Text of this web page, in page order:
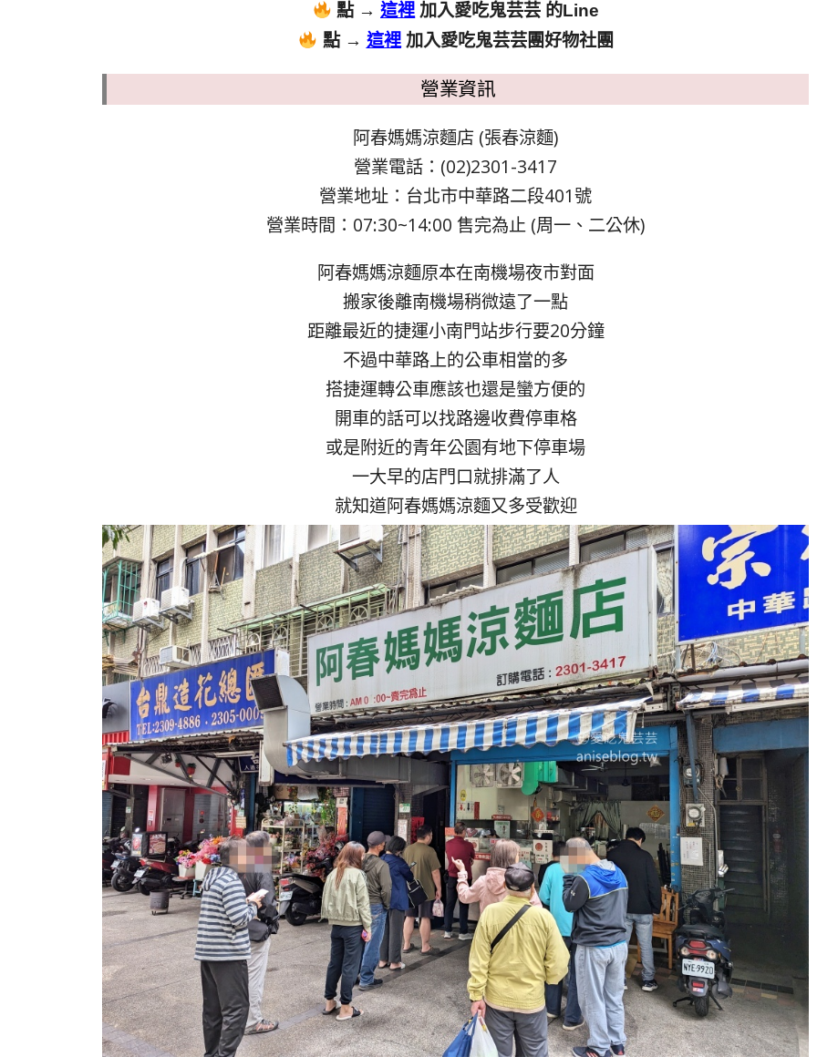
點 →這裡加入愛吃鬼芸芸 的Line
點 → 這裡加入愛吃鬼芸芸團好物社團
營業資訊
阿春媽媽涼麵店 (張春涼麵)
營業電話：(02)2301-3417
營業地址：台北市中華路二段401號
營業時間：07:30~14:00 售完為止 (周一、二公休)
阿春媽媽涼麵原本在南機場夜市對面
搬家後離南機場稍微遠了一點
距離最近的捷運小南門站步行要20分鐘
不過中華路上的公車相當的多
搭捷運轉公車應該也還是蠻方便的
開車的話可以找路邊收費停車格
或是附近的青年公園有地下停車場
一大早的店門口就排滿了人
就知道阿春媽媽涼麵又多受歡迎